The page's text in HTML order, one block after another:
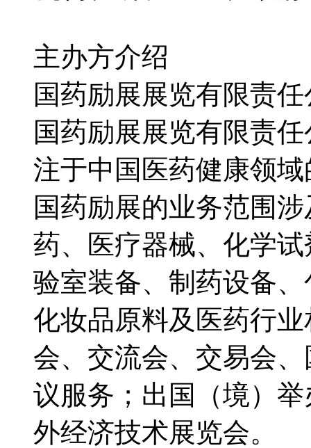
主办方介绍
国药励展展览有限责
国药励展展览有限责
注于中国医药健康领
国药励展的业务范围
药、医疗器械、化学
验室装备、制药设备
化妆品原料及医药行
会、交流会、交易会
议服务；出国（境）
外经济技术展览会。